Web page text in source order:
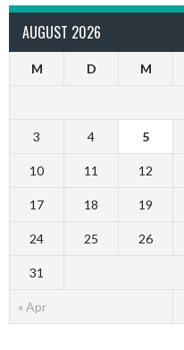
AUGUST 2026
M D M
« Apr
3 4 5
10 11 12
17 18 19
24 25 26
31